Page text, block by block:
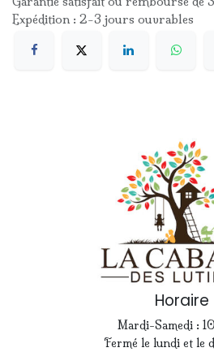
Expédition : 2-3 jours ouvrables
Horaire
Mardi-Samedi :
Fermé le lundi et le